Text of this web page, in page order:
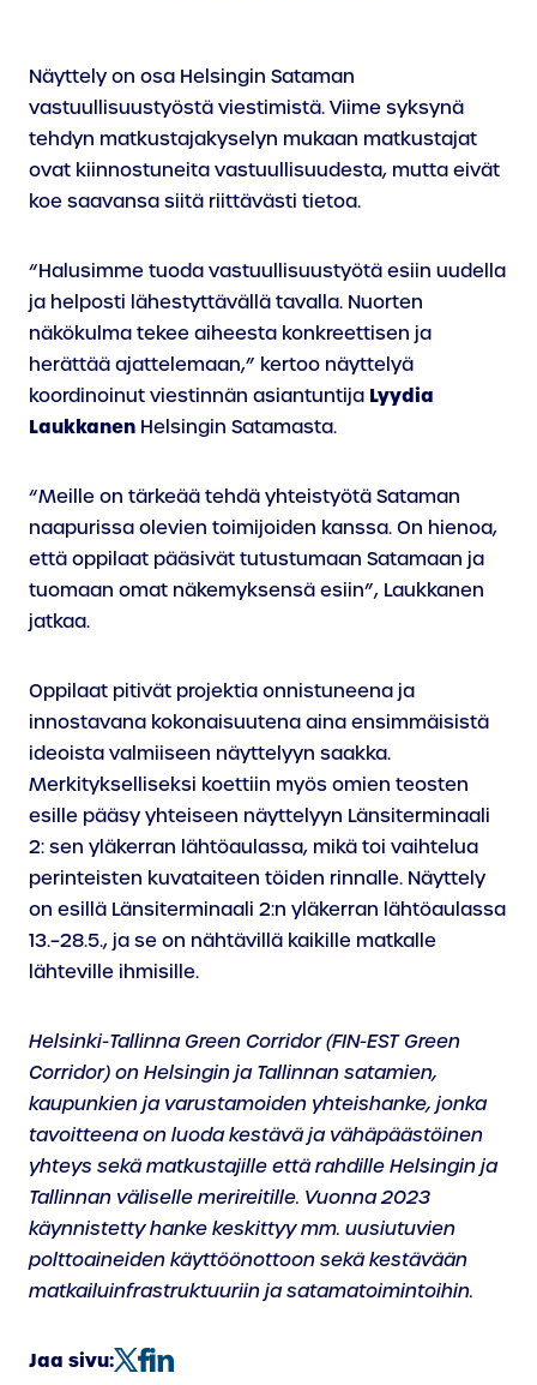
Näyttely on osa Helsingin Sataman
vastuullisuustyöstä viestimistä. Viime syksynä
tehdyn matkustajakyselyn mukaan matkustajat
ovat kiinnostuneita vastuullisuudesta, mutta eivät
koe saavansa siitä riittävästi tietoa.
“Halusimme tuoda vastuullisuustyötä esiin uudella
ja helposti lähestyttävällä tavalla. Nuorten
näkökulma tekee aiheesta konkreettisen ja
herättää ajattelemaan,” kertoo näyttelyä
koordinoinut viestinnän asiantuntija Lyydia
Laukkanen Helsingin Satamasta.
“Meille on tärkeää tehdä yhteistyötä Sataman
naapurissa olevien toimijoiden kanssa. On hienoa,
että oppilaat pääsivät tutustumaan Satamaan ja
tuomaan omat näkemyksensä esiin”, Laukkanen
jatkaa.
Oppilaat pitivät projektia onnistuneena ja
innostavana kokonaisuutena aina ensimmäisistä
ideoista valmiiseen näyttelyyn saakka.
Merkitykselliseksi koettiin myös omien teosten
esille pääsy yhteiseen näyttelyyn Länsiterminaali
2: sen yläkerran lähtöaulassa, mikä toi vaihtelua
perinteisten kuvataiteen töiden rinnalle. Näyttely
on esillä Länsiterminaali 2:n yläkerran lähtöaulassa
13.–28.5., ja se on nähtävillä kaikille matkalle
lähteville ihmisille.
Helsinki-Tallinna Green Corridor (FIN-EST Green
Corridor) on Helsingin ja Tallinnan satamien,
kaupunkien ja varustamoiden yhteishanke, jonka
tavoitteena on luoda kestävä ja vähäpäästöinen
yhteys sekä matkustajille että rahdille Helsingin ja
Tallinnan väliselle merireitille. Vuonna 2023
käynnistetty hanke keskittyy mm. uusiutuvien
polttoaineiden käyttöönottoon sekä kestävään
matkailuinfrastruktuuriin ja satamatoimintoihin.
Jaa sivu: